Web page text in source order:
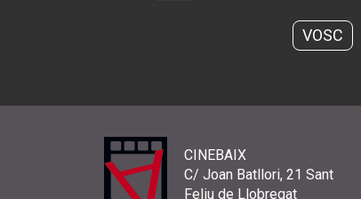
VOSC
CINEBAIX
C/ Joan Batllori, 21 Sant
Feliu de Llobregat